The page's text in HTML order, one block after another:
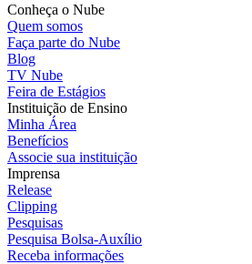
Conheça o Nube
Quem somos
Faça parte do Nube
Blog
TV Nube
Feira de Estágios
Instituição de Ensino
Minha Área
Benefícios
Associe sua instituição
Imprensa
Release
Clipping
Pesquisas
Pesquisa Bolsa-Auxílio
Receba informações